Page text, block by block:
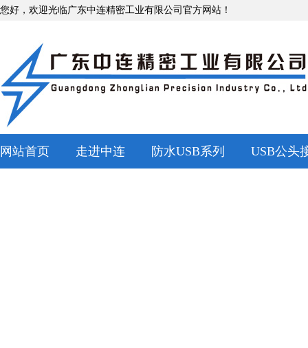
您好，欢迎光临广东中连精密工业有限公司官方网站！
网站首页 走进中连 防水USB系列 USB公头